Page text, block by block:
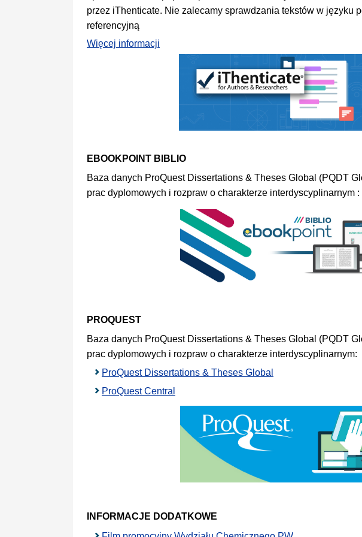
przez iThenticate. Nie zalecamy sprawdzania tekstów w języku
referencyjną
Więcej informacji
EBOOKPOINT BIBLIO
Baza danych ProQuest Dissertations & Theses Global (PQDT
prac dyplomowych i rozpraw o charakterze interdyscyplinarnym :
PROQUEST
Baza danych ProQuest Dissertations & Theses Global (PQDT
prac dyplomowych i rozpraw o charakterze interdyscyplinarnym:
ProQuest Dissertations & Theses Global
ProQuest Central
INFORMACJE DODATKOWE